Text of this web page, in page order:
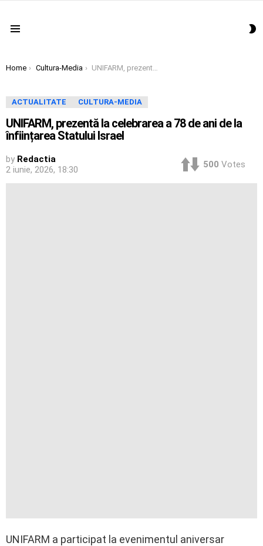
You are here:
Home Cultura-Media UNIFARM, prezentă la celebrarea a 78 de ani de la înființarea Statului Israel
ACTUALITATE CULTURA-MEDIA
UNIFARM, prezentă la celebrarea a 78 de ani de la
înființarea Statului Israel
by Redactia
2 iunie, 2026, 18:30
500 Votes
UNIFARM a participat la evenimentul aniversar